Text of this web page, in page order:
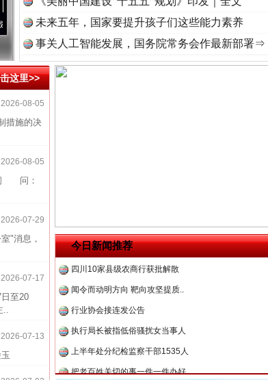
“纪”事⑧加强纪律.. ·[视频]牢记初心使命 奋进复兴征程丨“转折之城”激荡..
未来五年，国家要提升孩子们这些能力素养
事关人工智能发展，国务院常务会作最新部署⇒
这里>>
2026-08-05
措施的决
2026-08-05
问 问：
2026-07-29
"消息，
2026-07-17
至20
..
2026-07-13
今日新闻推荐
事故致5死1伤，四川省安委会挂..
四川10家县级农商行获批解散
闻令而动明方向 靶向攻坚提质..
行业协会接连发公告
执行局长被指低俗骚扰女当事人
上半年处分纪检监察干部1535人
把老百姓关切的事一件一件办好
四川省公安厅征集新型黑恶违法..